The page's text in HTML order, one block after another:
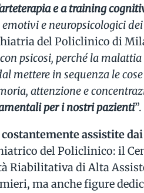
e a training
e neuropsicologici
del Policlinico di
psicosi, perché la malattia
mettere in sequenza le
attenzione e
per i nostri pazienti”.
assistite dai
del Policlinico: il
Riabilitativa di Alta
ma anche figure